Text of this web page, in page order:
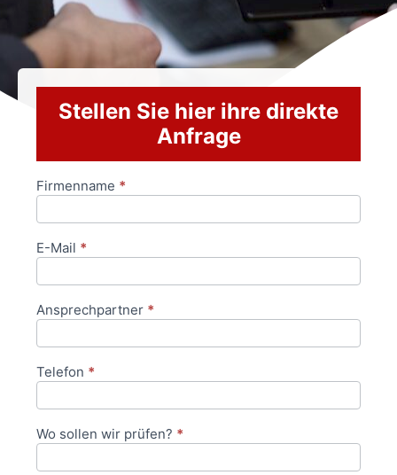
Stellen Sie hier ihre direkte
Anfrage
Anfrageformular
Firmenname *
E-Mail *
Ansprechpartner *
Telefon *
Wo sollen wir prüfen? *